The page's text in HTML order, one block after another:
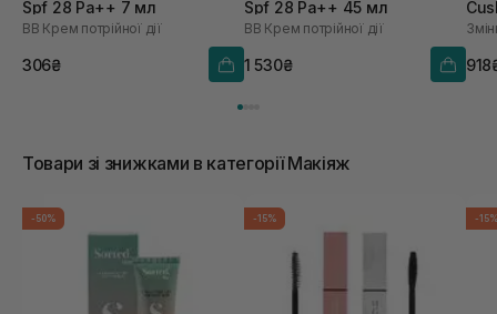
Spf 28 Pa++ 7 мл
BB Крем потрійної дії
306₴
Spf 28 Pa++ 45 мл
BB Крем потрійної дії
1 530₴
21
Товари зі знижками в категорії Макіяж
-50% -15% -